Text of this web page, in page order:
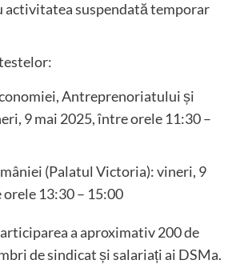
activitatea suspendată temporar
Antreprenoriatului și
9 mai 2025, între orele 11:30 –
(Palatul Victoria): vineri, 9
13:30 – 15:00
a aproximativ 200 de
de sindicat și salariați ai DSMa.